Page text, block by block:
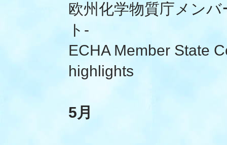
欧州化学物質庁メン
ト-
ECHA Member State
highlights
5月